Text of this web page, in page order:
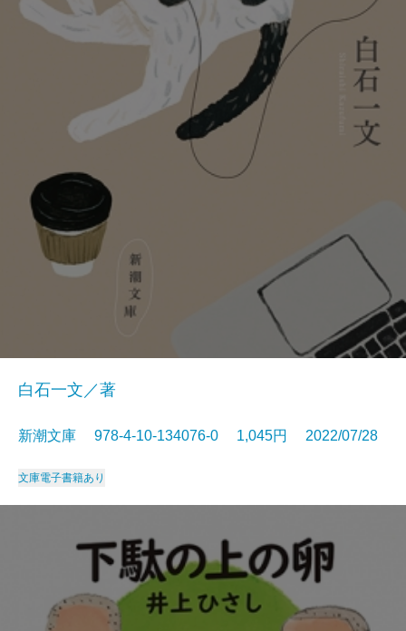
白石一文／著
新潮文庫 978-4-10-134076-0 1,045円 2022/07/28
文庫電子書籍あり